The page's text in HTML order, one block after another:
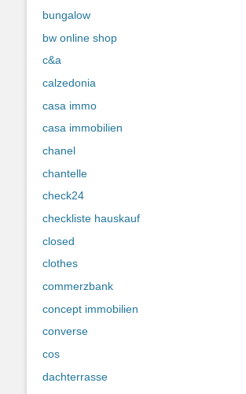
bungalow
bw online shop
c&a
calzedonia
casa immo
casa immobilien
chanel
chantelle
check24
checkliste hauskauf
closed
clothes
commerzbank
concept immobilien
converse
cos
dachterrasse